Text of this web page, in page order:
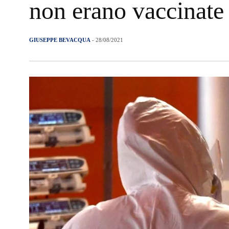
non erano vaccinate
GIUSEPPE BEVACQUA - 28/08/2021